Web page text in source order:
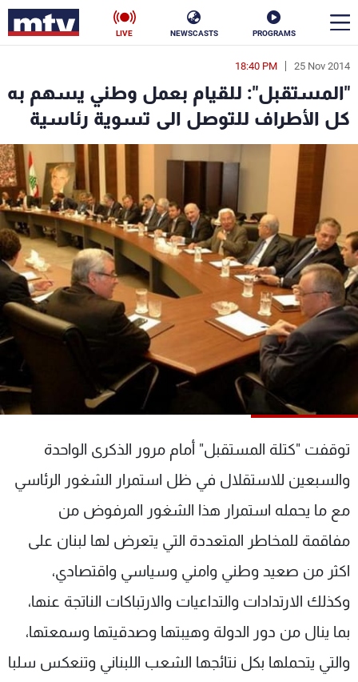
PROGRAMS
NEWSCASTS
LIVE
25 Nov 2014
18:40 PM
"المستقبل": للقيام بعمل وطني يسهم به
كل الأطراف للتوصل الى تسوية رئاسية
توقفت "كتلة المستقبل" أمام مرور الذكرى الواحدة
والسبعين للاستقلال في ظل استمرار الشغور الرئاسي
مع ما يحمله استمرار هذا الشغور المرفوض من
مفاقمة للمخاطر المتعددة التي يتعرض لها لبنان على
اكثر من صعيد وطني وامني وسياسي واقتصادي،
وكذلك الارتدادات والتداعيات والارتباكات الناتجة عنها،
بما ينال من دور الدولة وهيبتها وصدقيتها وسمعتها،
والتي يتحملها بكل نتائجها الشعب اللبناني وتنعكس سلبا
en
الأخبار
سياسة ناس
إقتصاد
منوعات رياضة
كأس العالم
البرامج
جدول البرامج
شاهد البرامج
عن MTV
لاعلاناتكم
وظائف
شروط الإسـتخدام